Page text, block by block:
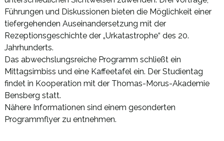
Führungen und Diskussionen bieten die Möglichkeit einer
tiefergehenden Auseinandersetzung mit der
Rezeptionsgeschichte der „Urkatastrophe“ des 20.
Jahrhunderts.
Das abwechslungsreiche Programm schließt ein
Mittagsimbiss und eine Kaffeetafel ein. Der Studientag
findet in Kooperation mit der Thomas-Morus-Akademie
Bensberg statt.
Nähere Informationen sind einem gesonderten
Programmflyer zu entnehmen.